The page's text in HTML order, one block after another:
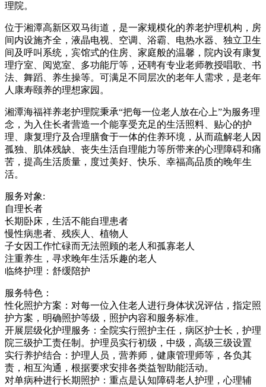
理院。
位于湘潭高新区双马街道，是一家规模化的养老护理机构，房
间内设施齐全，液晶电视、空调、浴霸、电热水器、独立卫生
间及呼叫系统，宾馆式的住房、家庭般的温馨，院内设有康复
理疗室、阅览室、多功能厅等，还聘有专业老师教授唱歌、书
法、舞蹈、养生操等。可满足不同层次的老年人需求，是老年
人康寿颐养的理想家园。
湘潭海福祥养老护理院秉承“把每一位老人放在心上”为服务理
念，为入住长者营造一个能享受充足的生活照料、贴心的护
理、康复理疗及合理膳食于一体的住养环境，从而疏解老人因
孤独、肌体残缺、丧失生活自理能力等所带来的心理障碍和痛
苦，提高生活质量，度过美好、快乐、幸福高品质的晚年生
活。
服务对象:
自理长者
长期卧床，生活不能自理患者
慢性病患者、残疾人、植物人
子女因工作忙碌而无法照顾的老人和孤寡老人
注重养生，寻求晚年生活乐趣的老人
临终护理：舒缓陪护
服务特色：
性化照护方案：对每一位入住老人进行身体状况评估，指定照
护方案，明确照护等级，照护内容和服务标准。
开展层级化护理服务：全院实行照护主任，病区护士长，护理
院三级护工责任制。护理员实行初级，中级，高级三级设置
实行养护结合：护理人员，营养师，健康管理师等，各负其
责，相互沟通，根据要求安排各类益智助能活动。
对单病种进行长期照护：重点是认知障碍老人护理，心理辅